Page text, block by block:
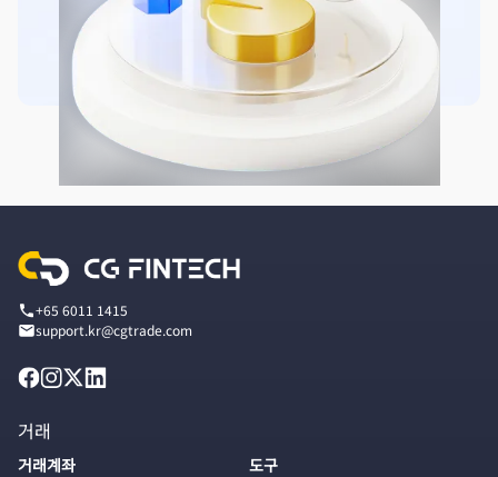
+65 6011 1415
support.kr@cgtrade.com
거래
거래계좌 도구